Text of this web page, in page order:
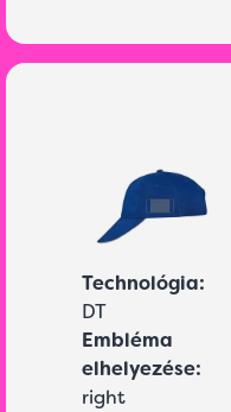
Technológia:
DT
Embléma
elhelyezése:
right